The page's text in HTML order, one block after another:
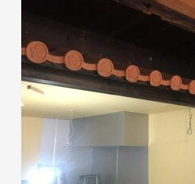
施工事例
羽島のアトリ
エ
性能・標
様